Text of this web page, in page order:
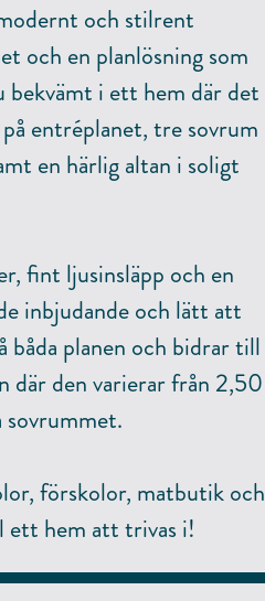
och stilrent
och en planlösning som
i ett hem där det
entréplanet, tre sovrum
en härlig altan i soligt
fint ljusinsläpp och en
inbjudande och lätt att
båda planen och bidrar till
där den varierar från 2,50
förskolor, matbutik och
ett hem att trivas i!